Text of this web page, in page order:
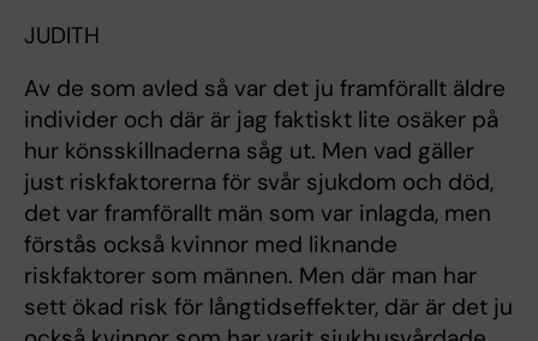
JUDITH
Av de som avled så var det ju framförallt äldre
individer och där är jag faktiskt lite osäker på
hur könsskillnaderna såg ut. Men vad gäller
just riskfaktorerna för svår sjukdom och död,
det var framförallt män som var inlagda, men
förstås också kvinnor med liknande
riskfaktorer som männen. Men där man har
sett ökad risk för långtidseffekter, där är det ju